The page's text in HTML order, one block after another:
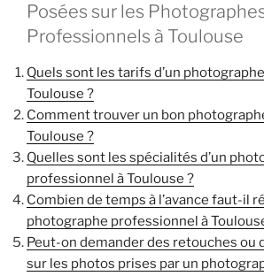
Posées sur les
Professionnels à Toulouse
Quels sont les tarifs d’un
Toulouse ?
Comment trouver un bon
Toulouse ?
Quelles sont les spécialités d’un
professionnel à Toulouse ?
Combien de temps à l’avance faut-il
photographe professionnel à
Peut-on demander des retouches ou
sur les photos prises par un